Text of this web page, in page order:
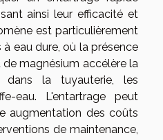
ainsi leur efficacité et
est particulièrement
eau dure, où la présence
magnésium accélère la
la tuyauterie, les
eau. L'entartrage peut
augmentation des coûts
de maintenance,